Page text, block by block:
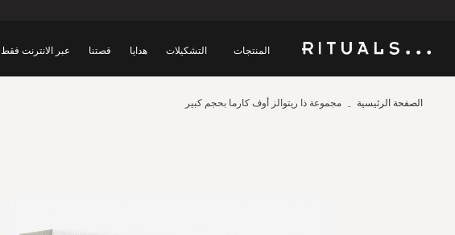
المنتجات التشكيلات هدايا قصتنا عبر الانترنت فقط
الصفحة الرئيسية مجموعة ذا ريتوالز أوف كارما بحجم كبير